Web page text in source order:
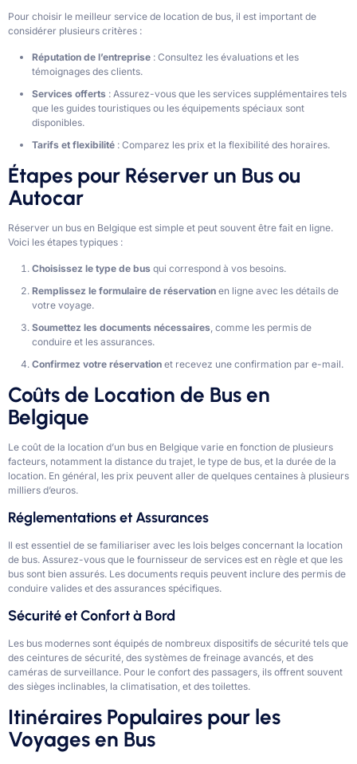
Pour choisir le meilleur service de location de bus, il est important de
considérer plusieurs critères :
Réputation de l’entreprise : Consultez les évaluations et les
témoignages des clients.
Services offerts : Assurez-vous que les services supplémentaires tels
que les guides touristiques ou les équipements spéciaux sont
disponibles.
Tarifs et flexibilité : Comparez les prix et la flexibilité des horaires.
Étapes pour Réserver un Bus ou
Autocar
Réserver un bus en Belgique est simple et peut souvent être fait en ligne.
Voici les étapes typiques :
Choisissez le type de bus qui correspond à vos besoins.
Remplissez le formulaire de réservation en ligne avec les détails de
votre voyage.
Soumettez les documents nécessaires, comme les permis de
conduire et les assurances.
Confirmez votre réservation et recevez une confirmation par e-mail.
Coûts de Location de Bus en
Belgique
Le coût de la location d’un bus en Belgique varie en fonction de plusieurs
facteurs, notamment la distance du trajet, le type de bus, et la durée de la
location. En général, les prix peuvent aller de quelques centaines à plusieurs
milliers d’euros.
Réglementations et Assurances
Il est essentiel de se familiariser avec les lois belges concernant la location
de bus. Assurez-vous que le fournisseur de services est en règle et que les
bus sont bien assurés. Les documents requis peuvent inclure des permis de
conduire valides et des assurances spécifiques.
Sécurité et Confort à Bord
Les bus modernes sont équipés de nombreux dispositifs de sécurité tels que
des ceintures de sécurité, des systèmes de freinage avancés, et des
caméras de surveillance. Pour le confort des passagers, ils offrent souvent
des sièges inclinables, la climatisation, et des toilettes.
Itinéraires Populaires pour les
Voyages en Bus